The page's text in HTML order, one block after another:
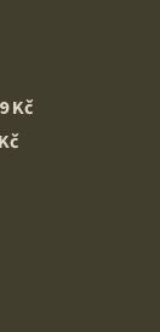
Kč